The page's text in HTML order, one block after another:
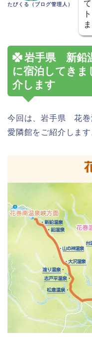
たびくる（ブログ管理人）
岩手県 新鉛
に宿泊してき
介します
今回は、岩手県 花
愛隣館をご紹介します